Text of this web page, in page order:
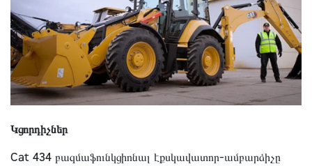
Կցորդիչներ
Cat 434 բազմաֆունկցիոնալ էքսկավատոր-ամբարձիչը